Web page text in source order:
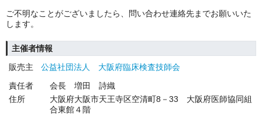
ご不明なことがございましたら、問い合わせ連絡先までお願いいた
します。
主催者情報
販売主
公益社団法人 大阪府臨床検査技師会
責任者
会長 増田 詩織
住所
大阪府大阪市天王寺区空清町8－33 大阪府医師協同組
合東館４階